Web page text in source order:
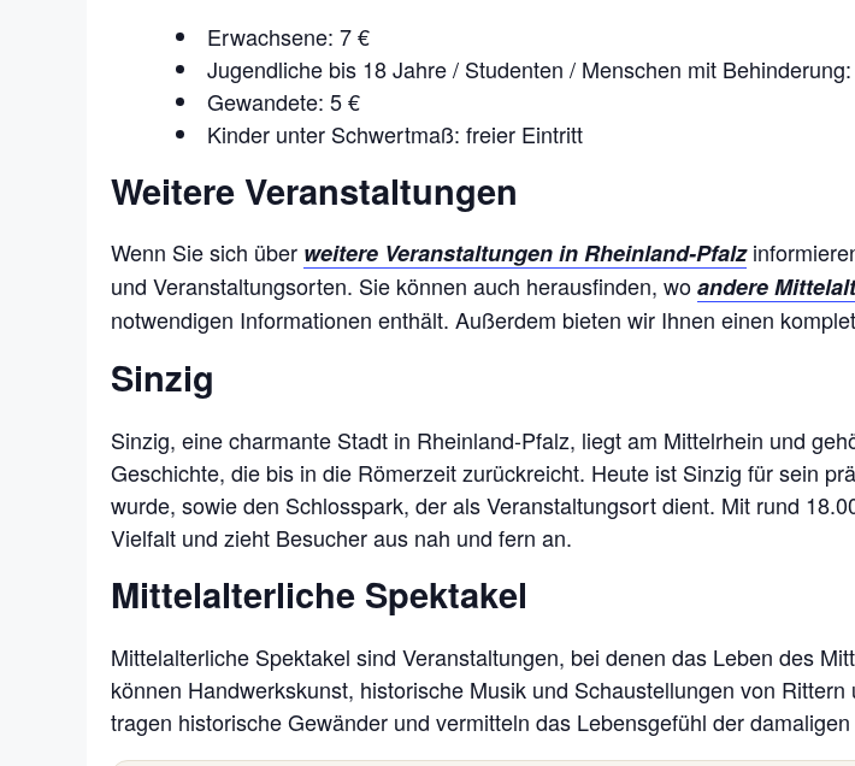
Erwachsene: 7 €
Jugendliche bis 18 Jahre / Studenten / Menschen mit
Gewandete: 5 €
Kinder unter Schwertmaß: freier Eintritt
Weitere Veranstaltungen
Wenn Sie sich über weitere Veranstaltungen in Rheinland-Pfalz
und Veranstaltungsorten. Sie können auch herausfinden, woandere
notwendigen Informationen enthält. Außerdem bieten wir Ihnen einen
Sinzig
Sinzig, eine charmante Stadt in Rheinland-Pfalz, liegt am Mittelrhein und
Geschichte, die bis in die Römerzeit zurückreicht. Heute ist Sinzig für sein
wurde, sowie den Schlosspark, der als Veranstaltungsort dient. Mit rund
Vielfalt und zieht Besucher aus nah und fern an.
Mittelalterliche Spektakel
Mittelalterliche Spektakel sind Veranstaltungen, bei denen das Leben des
können Handwerkskunst, historische Musik und Schaustellungen von
tragen historische Gewänder und vermitteln das Lebensgefühl der